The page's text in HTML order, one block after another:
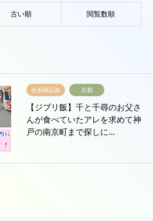
古い順 閲覧数順
企画検証旅 京都
【ジブリ飯】千と千尋のお父さ
んが食べていたアレを求めて神
戸の南京町まで探しに…